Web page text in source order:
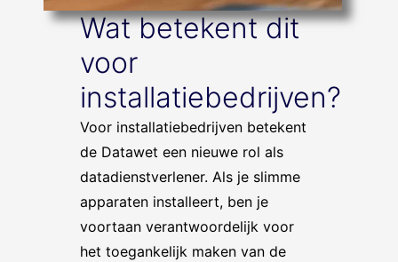
Wat betekent dit
voor
installatiebedrijven?
Voor installatiebedrijven betekent
de Datawet een nieuwe rol als
datadienstverlener. Als je slimme
apparaten installeert, ben je
voortaan verantwoordelijk voor
het toegankelijk maken van de